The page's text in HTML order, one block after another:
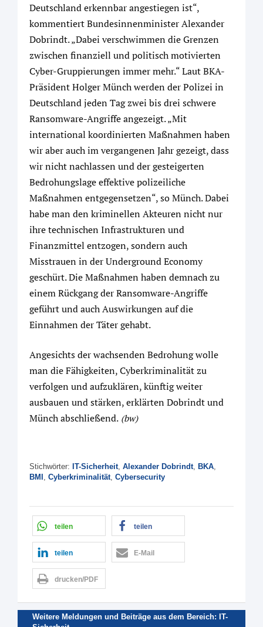
Deutschland erkennbar angestiegen ist“,
kommentiert Bundesinnenminister Alexander
Dobrindt. „Dabei verschwimmen die Grenzen
zwischen finanziell und politisch motivierten
Cyber-Gruppierungen immer mehr.“ Laut BKA-
Präsident Holger Münch werden der Polizei in
Deutschland jeden Tag zwei bis drei schwere
Ransomware-Angriffe angezeigt. „Mit
international koordinierten Maßnahmen haben
wir aber auch im vergangenen Jahr gezeigt, dass
wir nicht nachlassen und der gesteigerten
Bedrohungslage effektive polizeiliche
Maßnahmen entgegensetzen“, so Münch. Dabei
habe man den kriminellen Akteuren nicht nur
ihre technischen Infrastrukturen und
Finanzmittel entzogen, sondern auch
Misstrauen in der Underground Economy
geschürt. Die Maßnahmen haben demnach zu
einem Rückgang der Ransomware-Angriffe
geführt und auch Auswirkungen auf die
Einnahmen der Täter gehabt.
Angesichts der wachsenden Bedrohung wolle
man die Fähigkeiten, Cyberkriminalität zu
verfolgen und aufzuklären, künftig weiter
ausbauen und stärken, erklärten Dobrindt und
Münch abschließend. (bw)
Stichwörter: IT-Sicherheit Alexander Dobrindt BKA
BMI Cyberkriminalität Cybersecurity
teilen teilen
teilen E-Mail
drucken/PDF
Weitere Meldungen und Beiträge aus dem Bereich: IT-